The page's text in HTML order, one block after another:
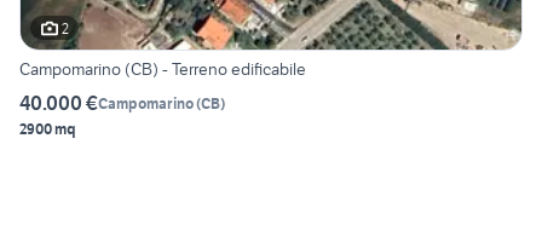
2
Campomarino (CB) - Terreno edificabile
40.000 €Campomarino(CB)
2900 mq